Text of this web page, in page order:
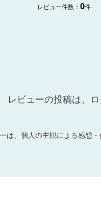
レビュー件数： 0件
レビューの投稿は、
は、個人の主観による感想・